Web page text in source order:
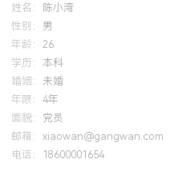
整体容灾水平。
项目业绩：
1.成功建成并投产同城双活数
XXX%，达到金融级容灾标准，
2.同城双活架构实现业务流量
3.新数据中心体系承载了平台
姓名：
陈小湾
性别： 男
年龄： 26
学历： 本科
婚姻： 未婚
年限： 4年
面貌： 党员
邮箱： xiaowan@gangwan.com
电话：
18600001654